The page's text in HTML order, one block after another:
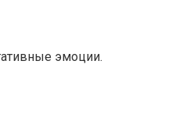
эмоции.